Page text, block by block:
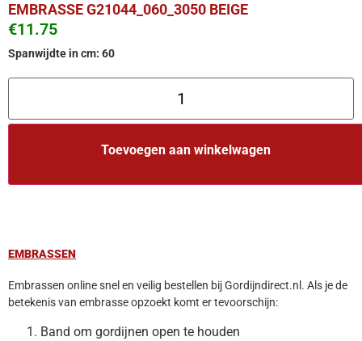
EMBRASSE G21044_060_3050 BEIGE
€11.75
Spanwijdte in cm: 60
Toevoegen aan winkelwagen
EMBRASSEN
Embrassen online snel en veilig bestellen bij Gordijndirect.nl. Als je de
betekenis van embrasse opzoekt komt er tevoorschijn:
Band om gordijnen open te houden